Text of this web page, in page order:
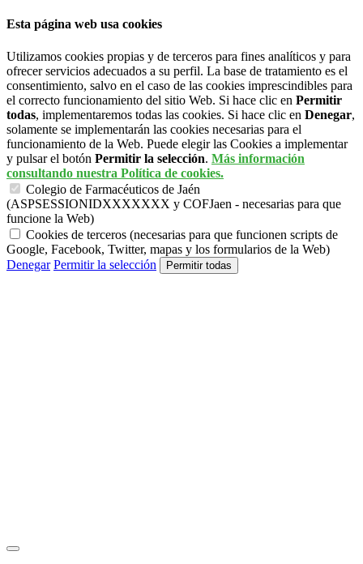
Esta página web usa cookies
Utilizamos cookies propias y de terceros para fines analíticos y para
ofrecer servicios adecuados a su perfil. La base de tratamiento es el
consentimiento, salvo en el caso de las cookies imprescindibles para
el correcto funcionamiento del sitio Web. Si hace clic en Permitir
todas, implementaremos todas las cookies. Si hace clic en Denegar,
solamente se implementarán las cookies necesarias para el
funcionamiento de la Web. Puede elegir las Cookies a implementar
y pulsar el botón Permitir la selección. Más información
consultando nuestra Política de cookies.
Colegio de Farmacéuticos de Jaén
(ASPSESSIONIDXXXXXXX y COFJaen - necesarias para que
funcione la Web)
Cookies de terceros (necesarias para que funcionen scripts de
Google, Facebook, Twitter, mapas y los formularios de la Web)
Denegar Permitir la selección